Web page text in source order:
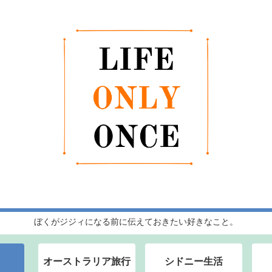
ぼくがジジィになる前に伝えておきたい好きなこと。
オーストラリア旅行 シドニー生活